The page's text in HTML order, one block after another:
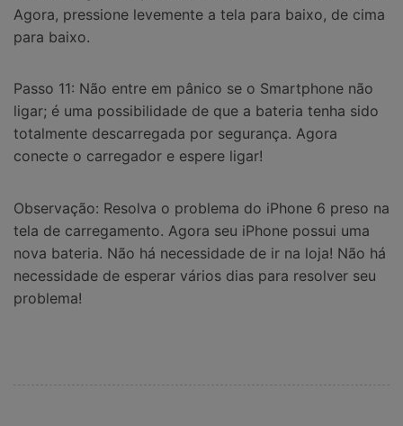
Agora, pressione levemente a tela para baixo, de cima
para baixo.
Passo 11: Não entre em pânico se o Smartphone não
ligar; é uma possibilidade de que a bateria tenha sido
totalmente descarregada por segurança. Agora
conecte o carregador e espere ligar!
Observação: Resolva o problema do iPhone 6 preso na
tela de carregamento. Agora seu iPhone possui uma
nova bateria. Não há necessidade de ir na loja! Não há
necessidade de esperar vários dias para resolver seu
problema!